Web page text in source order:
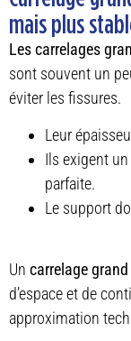
mais plus
Les carrelages
sont souvent un
éviter les fissures.
Leur
Ils exigent un
parfaite.
Le support
Un carrelage
d’espace et de
approximation